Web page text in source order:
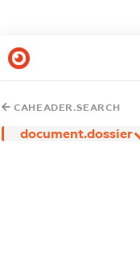
CAHEADER.SEARCH
document.dossier